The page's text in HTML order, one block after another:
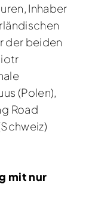
Inhaber
der beiden
(Polen),
Road
mit nur